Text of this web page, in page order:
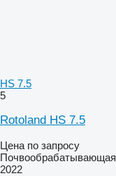
HS 7.5
5
Rotoland HS 7.5
Цена по запросу
Почвообрабатывающая
2022